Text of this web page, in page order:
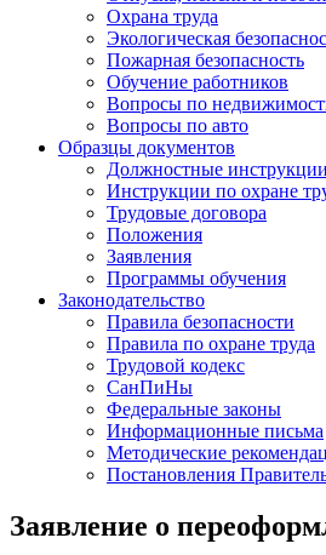
Охрана труда
Экологическая
Пожарная безопасность
Обучение работников
Вопросы по
Вопросы по авто
Образцы документов
Должностные инструкции
Инструкции по охране
Трудовые договора
Положения
Заявления
Программы обучения
Законодательство
Правила безопасности
Правила по охране труда
Трудовой кодекс
СанПиНы
Федеральные законы
Информационные письма
Методические
Постановления
Заявление о